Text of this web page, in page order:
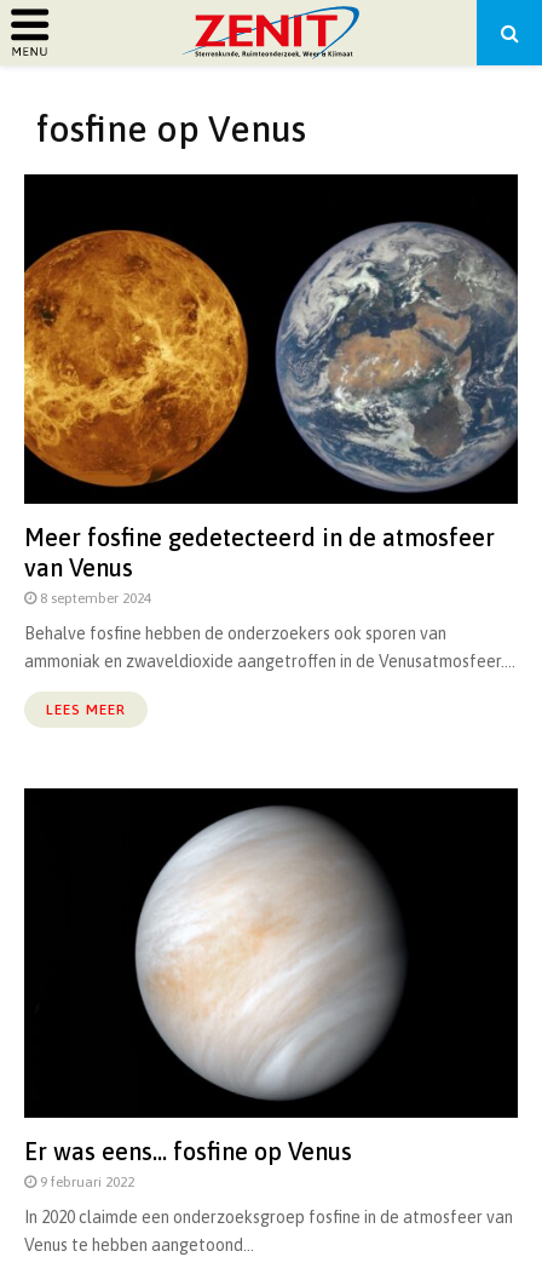
PRIMARY
MENU
fosfine op Venus
Meer fosfine gedetecteerd in de atmosfeer
van Venus
8 september 2024
Behalve fosfine hebben de onderzoekers ook sporen van
ammoniak en zwaveldioxide aangetroffen in de Venusatmosfeer....
LEES MEER
Er was eens… fosfine op Venus
9 februari 2022
In 2020 claimde een onderzoeksgroep fosfine in de atmosfeer van
Venus te hebben aangetoond...